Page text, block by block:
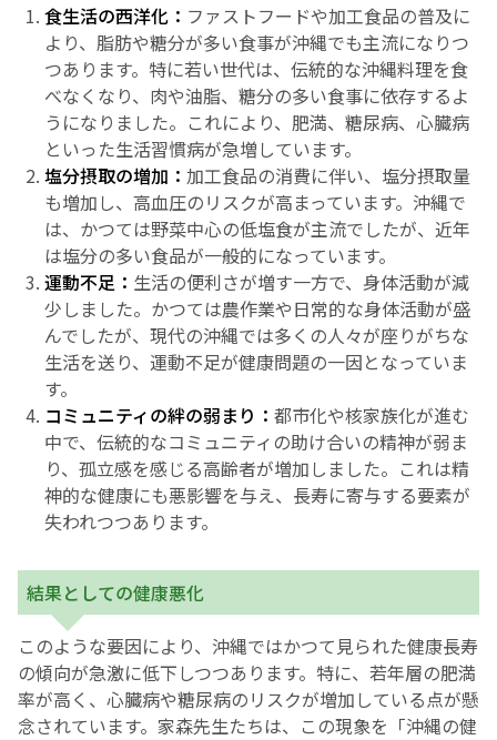
食生活の西洋化： ファストフードや加工食品の普及に
より、脂肪や糖分が多い食事が沖縄でも主流になりつ
つあります。特に若い世代は、伝統的な沖縄料理を食
べなくなり、肉や油脂、糖分の多い食事に依存するよ
うになりました。これにより、肥満、糖尿病、心臓病
といった生活習慣病が急増しています。
塩分摂取の増加： 加工食品の消費に伴い、塩分摂取量
も増加し、高血圧のリスクが高まっています。沖縄で
は、かつては野菜中心の低塩食が主流でしたが、近年
は塩分の多い食品が一般的になっています。
運動不足： 生活の便利さが増す一方で、身体活動が減
少しました。かつては農作業や日常的な身体活動が盛
んでしたが、現代の沖縄では多くの人々が座りがちな
生活を送り、運動不足が健康問題の一因となっていま
す。
コミュニティの絆の弱まり： 都市化や核家族化が進む
中で、伝統的なコミュニティの助け合いの精神が弱ま
り、孤立感を感じる高齢者が増加しました。これは精
神的な健康にも悪影響を与え、長寿に寄与する要素が
失われつつあります。
結果としての健康悪化
このような要因により、沖縄ではかつて見られた健康長寿
の傾向が急激に低下しつつあります。特に、若年層の肥満
率が高く、心臓病や糖尿病のリスクが増加している点が懸
念されています。家森先生たちは、この現象を「沖縄の健